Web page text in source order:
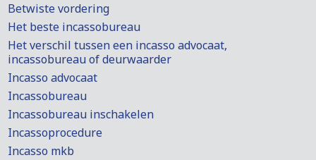
Betwiste vordering
Het beste incassobureau
Het verschil tussen een incasso advocaat,
incassobureau of deurwaarder
Incasso advocaat
Incassobureau
Incassobureau inschakelen
Incassoprocedure
Incasso mkb